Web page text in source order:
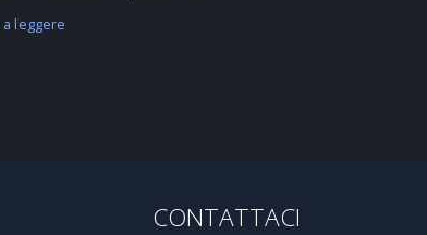
leggere
CONTATTACI